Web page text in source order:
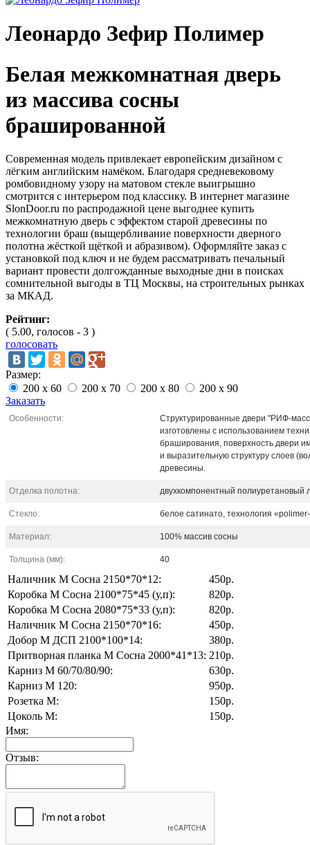
Леонардо Зефир Полимер
Белая межкомнатная дверь
из массива сосны
брашированной
Современная модель привлекает европейским дизайном с
лёгким английским намёком. Благодаря средневековому
ромбовидному узору на матовом стекле выигрышно
смотрится с интерьером под классику. В интернет магазине
SlonDoor.ru по распродажной цене выгоднее купить
межкомнатную дверь с эффектом старой древесины по
технологии браш (выщербливание поверхности дверного
полотна жёсткой щёткой и абразивом). Оформляйте заказ с
установкой под ключ и не будем рассматривать печальный
вариант провести долгожданные выходные дни в поисках
сомнительной выгоды в ТЦ Москвы, на строительных рынках
за МКАД.
Рейтинг:
( 5.00, голосов - 3 )
голосовать
Размер:
200 x 60
200 x 70 200 x 80
200 x 90
Заказать
Особенности:
Структурированные двери "РИФ-
изготовлены с использованием
браширования, поверхность двери
и выразительную структуру слоев
древесины.
Отделка полотна: двухкомпонентный полиуретановый
Стекло: белое сатинато, технология
Материал: 100% массив сосны
Толщина (мм): 40
Наличник М Сосна 2150*70*12:
450р.
Коробка М Сосна 2100*75*45 (у,п):
820р.
Коробка М Сосна 2080*75*33 (у,п):
820р.
Наличник М Сосна 2150*70*16:
450р.
Добор М ДСП 2100*100*14:
380р.
Притворная планка М Сосна 2000*41*13: 210р.
Карниз М 60/70/80/90:
630р.
Карниз М 120:
950р.
Розетка М:
150р.
Цоколь М:
150р.
Имя:
Отзыв: